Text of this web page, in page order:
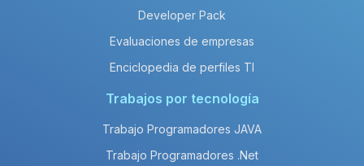
Developer Pack
Evaluaciones de empresas
Enciclopedia de perfiles TI
Trabajos por tecnología
Trabajo Programadores JAVA
Trabajo Programadores .Net